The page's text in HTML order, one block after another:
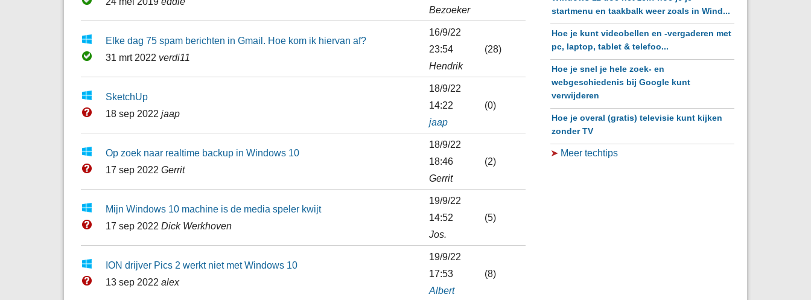
Bezoeker
Elke dag 75 spam berichten in Gmail. Hoe kom ik hiervan af?
31 mrt 2022 verdi11
16/9/22
23:54
Hendrik
(28)
SketchUp
18 sep 2022 jaap
18/9/22
14:22
jaap
(0)
Op zoek naar realtime backup in Windows 10
17 sep 2022 Gerrit
18/9/22
18:46
Gerrit
(2)
Mijn Windows 10 machine is de media speler kwijt
17 sep 2022 Dick Werkhoven
19/9/22
14:52
Jos.
(5)
ION drijver Pics 2 werkt niet met Windows 10
13 sep 2022 alex
19/9/22
17:53
Albert
(8)
startmenu en taakbalk weer zoals in Wind...
Hoe je kunt videobellen en -vergaderen met
pc, laptop, tablet & telefoo...
Hoe je snel je hele zoek- en
webgeschiedenis bij Google kunt
verwijderen
Hoe je overal (gratis) televisie kunt kijken
zonder TV
➤ Meer techtips